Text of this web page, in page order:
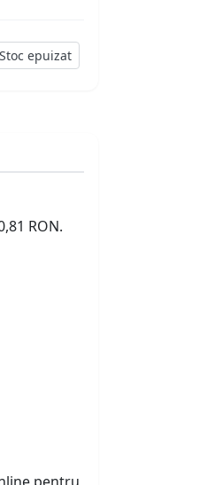
Stoc epuizat
RON.